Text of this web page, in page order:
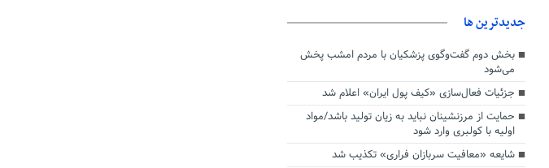
جديدترين ها
بخش دوم گفت‌وگوی پزشکیان با مردم امشب پخش
می‌شود
جزئیات فعال‌سازی «کیف پول ایران» اعلام شد
حمایت از مرزنشینان نباید به زیان تولید باشد/مواد
اولیه با کولبری وارد شود
شایعه «معافیت سربازان فراری» تکذیب شد